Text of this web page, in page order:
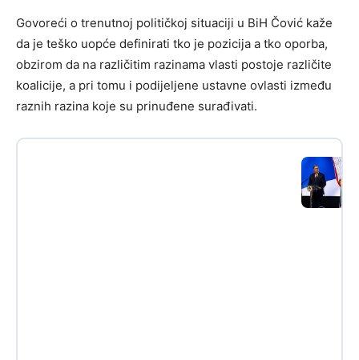
Govoreći o trenutnoj političkoj situaciji u BiH Čović kaže
da je teško uopće definirati tko je pozicija a tko oporba,
obzirom da na različitim razinama vlasti postoje različite
koalicije, a pri tomu i podijeljene ustavne ovlasti između
raznih razina koje su prinuđene surađivati.